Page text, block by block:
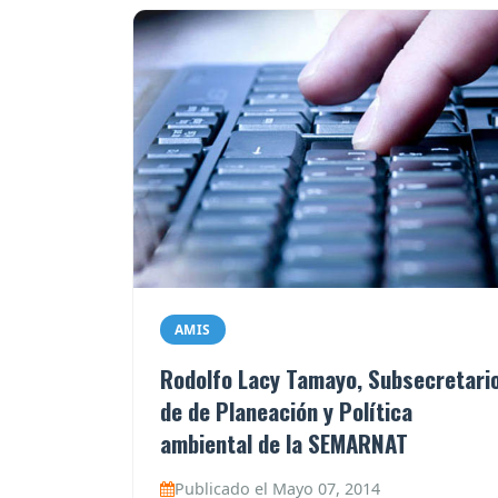
AMIS
Rodolfo Lacy Tamayo,
de de Planeación y Política
ambiental de la SEMARNAT
Publicado el Mayo 07, 2014